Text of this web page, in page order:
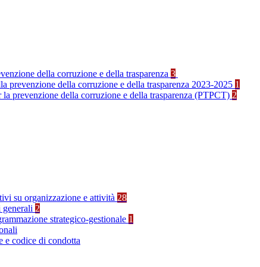
della corruzione e della trasparenza 3
prevenzione della corruzione e della trasparenza 2023-2025 1
la prevenzione della corruzione e della trasparenza (PTPCT) 2
su organizzazione e attività 28
2
strategico-gestionale 1
e codice di condotta